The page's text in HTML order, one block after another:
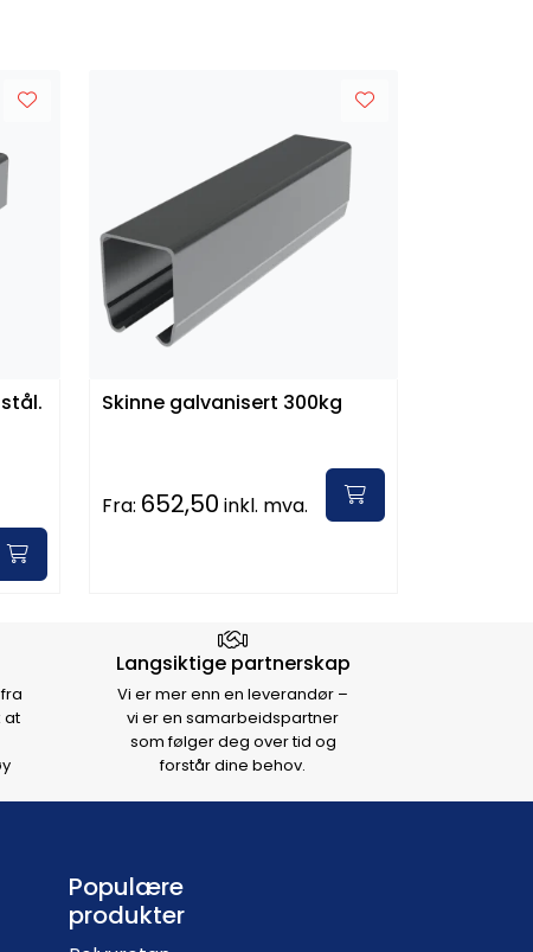
Skinne galvanisert 300kg
Fra: 652,50 inkl. mva.
at
Langsiktige partnerskap
Vi er mer enn en leverandør –
vi er en samarbeidspartner
som følger deg over tid og
forstår dine behov.
Populære
produkter